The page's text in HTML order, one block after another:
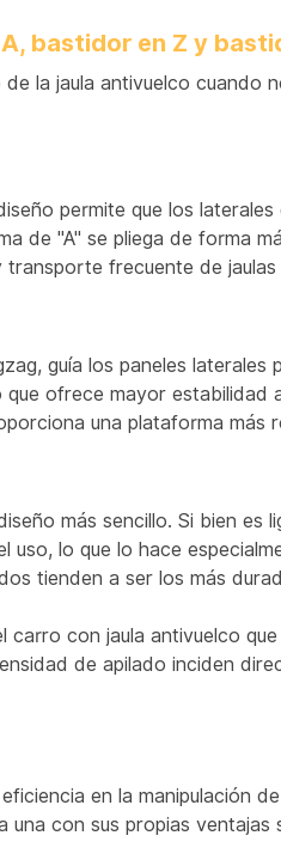
bastidor en Z y
la jaula antivuelco cuando
permite que los
de "A" se pliega de forma
frecuente de
guía los paneles
ofrece mayor
una plataforma más
más sencillo. Si bien es
lo que lo hace
tienden a ser los más
con jaula antivuelco
de apilado inciden
en la manipulación
con sus propias